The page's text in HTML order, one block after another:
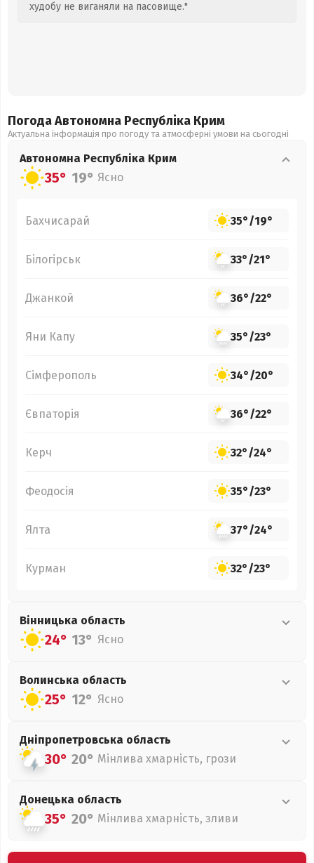
худобу не виганяли на пасовище."
Погода Автономна Республіка Крим
Актуальна інформація про погоду та атмосферні умови на сьогодні
Автономна Республіка Крим
35° 19° Ясно
Бахчисарай 35°/19°
Білогірськ 33°/21°
Джанкой 36°/22°
Яни Капу 35°/23°
Сімферополь 34°/20°
Євпаторія 36°/22°
Керч 32°/24°
Феодосія 35°/23°
Ялта 37°/24°
Курман 32°/23°
Вінницька область
24° 13° Ясно
Волинська область
25° 12° Ясно
Дніпропетровська область
30° 20° Мінлива хмарність, грози
Донецька область
35° 20° Мінлива хмарність, зливи